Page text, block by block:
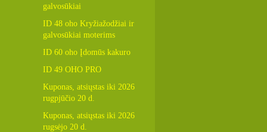
galvosūkiai
ID 48 oho Kryžiažodžiai ir
galvosūkiai moterims
ID 60 oho Įdomūs kakuro
ID 49 OHO PRO
Kuponas, atsiųstas iki 2026
rugpjūčio 20 d.
Kuponas, atsiųstas iki 2026
rugsėjo 20 d.